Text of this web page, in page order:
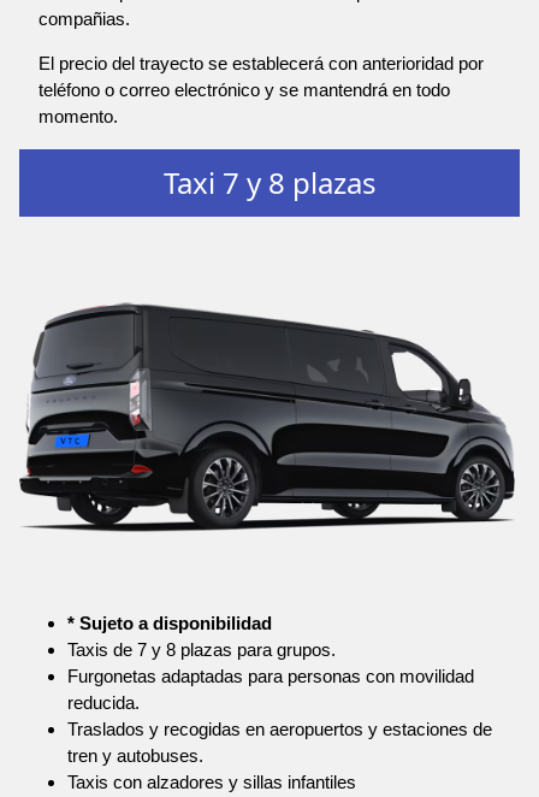
compañias.
El precio del trayecto se establecerá con anterioridad por
teléfono o correo electrónico y se mantendrá en todo
momento.
Taxi 7 y 8 plazas
* Sujeto a disponibilidad
Taxis de 7 y 8 plazas para grupos.
Furgonetas adaptadas para personas con movilidad
reducida.
Traslados y recogidas en aeropuertos y estaciones de
tren y autobuses.
Taxis con alzadores y sillas infantiles